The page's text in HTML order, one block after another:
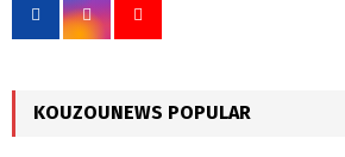
r
KOUZOUNEWS POPULAR